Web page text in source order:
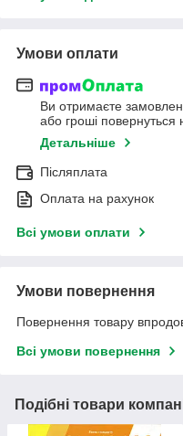
Умови оплати
Ви отримаєте
або гроші повернуться
Детальніше
Післяплата
Оплата на рахунок
Всі умови оплати
Умови повернення
Повернення товару
Всі умови повернення
Подібні товари